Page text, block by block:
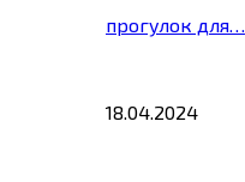
прогулок для…
18.04.2024